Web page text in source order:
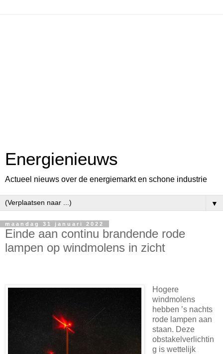
Energienieuws
Actueel nieuws over de energiemarkt en schone industrie
▼
maandag 31 januari 2022
Einde aan continu brandende rode
lampen op windmolens in zicht
Hogere
windmolens
hebben ’s nachts
rode lampen aan
staan. Deze
obstakelverlichtin
g is wettelijk